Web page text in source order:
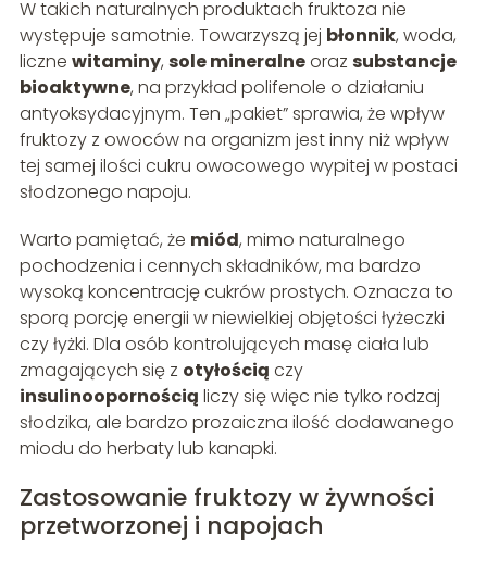
W takich naturalnych produktach fruktoza nie
występuje samotnie. Towarzyszą jej błonnik, woda,
liczne witaminy, sole mineralneoraz substancje
bioaktywne, na przykład polifenole o działaniu
antyoksydacyjnym. Ten „pakiet” sprawia, że wpływ
fruktozy z owoców na organizm jest inny niż wpływ
tej samej ilości cukru owocowego wypitej w postaci
słodzonego napoju.
Warto pamiętać, że miód, mimo naturalnego
pochodzenia i cennych składników, ma bardzo
wysoką koncentrację cukrów prostych. Oznacza to
sporą porcję energii w niewielkiej objętości łyżeczki
czy łyżki. Dla osób kontrolujących masę ciała lub
zmagających się z otyłością czy
insulinoopornością liczy się więc nie tylko rodzaj
słodzika, ale bardzo prozaiczna ilość dodawanego
miodu do herbaty lub kanapki.
Zastosowanie fruktozy w żywności
przetworzonej i napojach